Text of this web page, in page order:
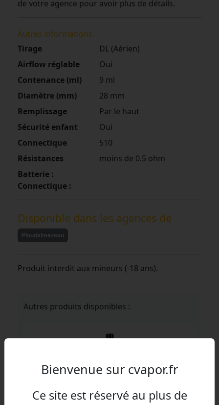
de votre agence pour avoir plus de détails.
Autres informations
Tirage
DL (Aérien)
Airflow réglable
Oui
Contenance (ml)
9 ml
Diamètre (mm)
28 mm
Remplissage
Par le haut
Sécurité enfant
Oui
Connectique
510
Résistances
moins de 0.5 ohm
Batterie :
Connectique :
Disponible dans les agences de
Ploudalmezeau
Produit interdit aux mineurs (-18 ans).
Autres produits disponibles :
Bienvenue sur cvapor.fr
Ce site est réservé au plus de